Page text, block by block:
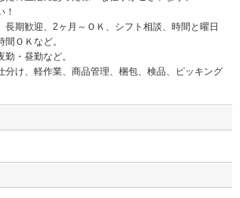
！
長期歓迎、2ヶ月～ＯＫ、シフト相談、時間と曜日
ＯＫなど。
・昼勤など。
分け、軽作業、商品管理、梱包、検品、ピッキング